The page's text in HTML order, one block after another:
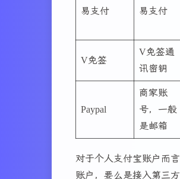
易支付 易支付
V免签
V免签通
讯密钥
Paypal
商家账
号，一般
是邮箱
对于个人支付宝账户而
账户，要么是接入第三方